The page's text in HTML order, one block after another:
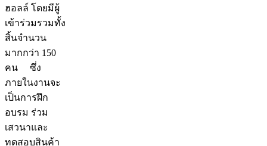
ฮอลล์ โดยมีผู้
เข้าร่วมรวมทั้ง
สิ้นจำนวน
มากกว่า 150
คน ซึ่ง
ภายในงานจะ
เป็นการฝึก
อบรม ร่วม
เสวนาและ
ทดสอบสินค้า